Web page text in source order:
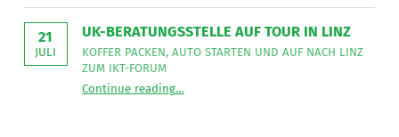
und
in
Straden
”
21
JULI
UK-BERATUNGSSTELLE AUF TOUR IN LINZ
KOFFER PACKEN, AUTO STARTEN UND AUF NACH LINZ
ZUM IKT-FORUM
Continue readingUK-Beratungsstelle auf Tour in Linz
Koffer
…